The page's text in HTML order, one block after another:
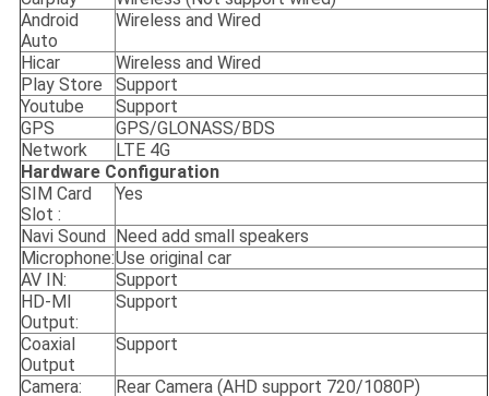
Android
Auto
Wireless and Wired
Hicar
Wireless and Wired
Play Store
Support
Youtube
Support
GPS
GPS/GLONASS/BDS
Network
LTE 4G
Hardware Configuration
SIM Card
Slot :
Yes
Navi Sound
Need add small speakers
Microphone:Use original car
AV IN:
Support
HD-MI
Output:
Support
Coaxial
Output
Support
Camera:
Rear Camera (AHD support 720/1080P)